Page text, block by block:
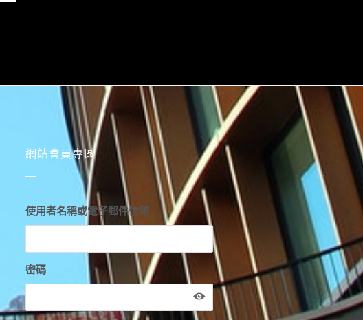
網站會員專區
使用者名稱或電子郵件信箱
密碼